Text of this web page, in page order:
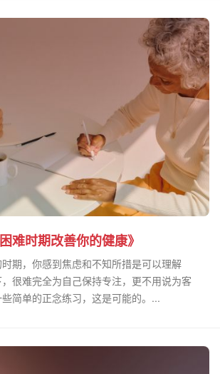
难时期改善你的健康》
期，你感到焦虑和不知所措是可以理解
很难完全为自己保持专注，更不用说为客
简单的正念练习，这是可能的。...